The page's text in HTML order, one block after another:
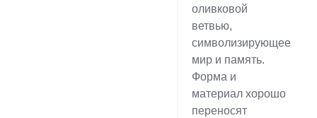
оливковой
ветвью,
символизирующее
мир и память.
Форма и
материал хорошо
переносят